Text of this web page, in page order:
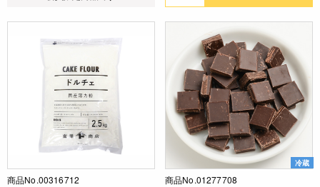
商品No.00316712
冷蔵
商品No.01277708